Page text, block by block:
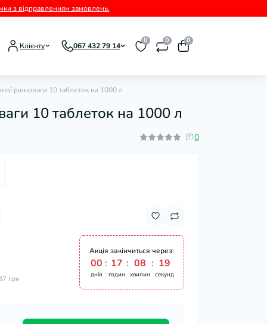
з відправленням замовлень.
Клієнту 067 432 79 14
0 0 0
рівноваги 10 таблеток на 1000 л
10 таблеток на 1000 л
0
грн
Акція закінчиться через:
00
днів
: 17
годин
: 08
хвилин
: 18
секунд